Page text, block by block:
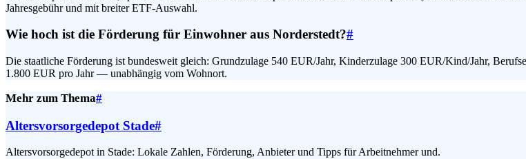
Jahresgebühr und mit breiter ETF-Auswahl.
Wie hoch ist die Förderung für Einwohner aus Norderstedt?#
Die staatliche Förderung ist bundesweit gleich: Grundzulage 540 EUR/Jahr, Kinderzulage 300 EUR/Kind/Jahr,
1.800 EUR pro Jahr — unabhängig vom Wohnort.
Mehr zum Thema#
Altersvorsorgedepot Stade#
Altersvorsorgedepot in Stade: Lokale Zahlen, Förderung, Anbieter und Tipps für Arbeitnehmer und.